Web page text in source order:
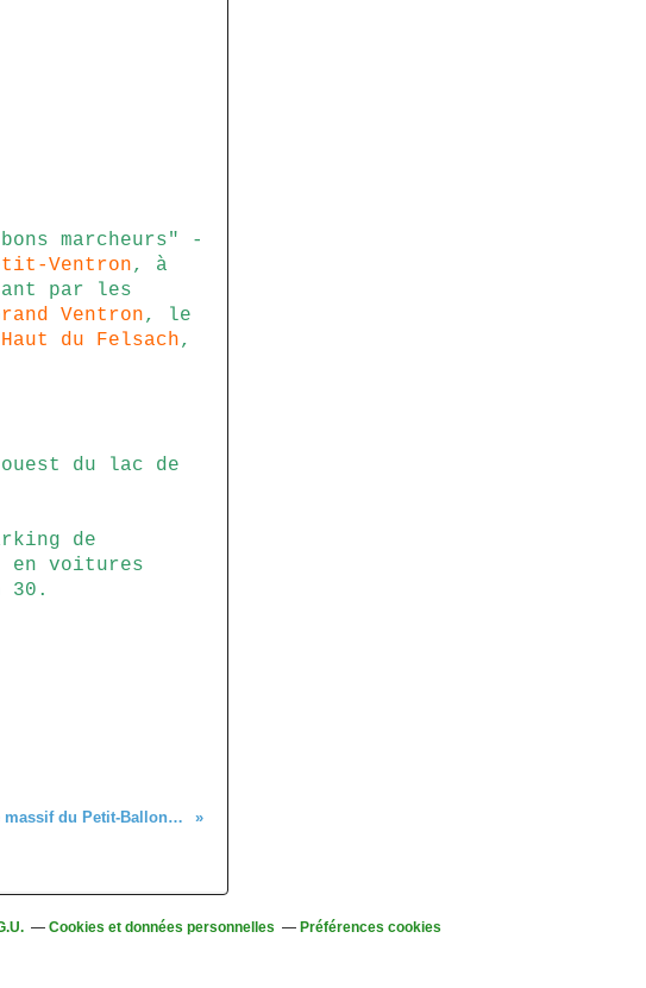
marcheurs" -
Ventron, à
par les
Ventron,
le
Haut du Felsach,
du lac de
de
en voitures
30.
C'était le 2 juillet, dans le massif du Petit-Ballon avec les "bons marcheurs"
Cookies et données personnelles Préférences cookies